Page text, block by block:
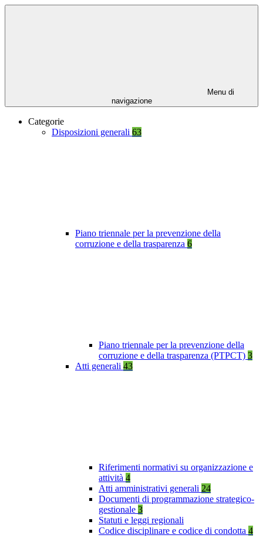
Menu di
navigazione
Categorie
Disposizioni generali 63
Piano triennale per la prevenzione della
corruzione e della trasparenza 6
Piano triennale per la prevenzione della
corruzione e della trasparenza (PTPCT) 3
Atti generali 43
Riferimenti normativi su organizzazione e
attività 4
Atti amministrativi generali 24
Documenti di programmazione strategico-
gestionale 3
Statuti e leggi regionali
Codice disciplinare e codice di condotta 4